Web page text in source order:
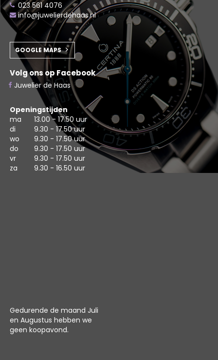
023 561 4076
info@juwelierdehaas.nl
GOOGLE MAPS
Volg ons op Facebook
Juwelier de Haas
Openingstijden
ma
13.00 - 17.50 uur
di
9.30 - 17.50 uur
wo
9.30 - 17.50 uur
do
9.30 - 17.50 uur
vr
9.30 - 17.50 uur
za
9.30 - 16.50 uur
Gedurende de maand Juli
en Augustus hebben we
geen koopavond.